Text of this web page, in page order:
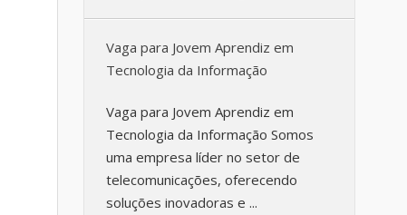
Vaga para Jovem Aprendiz em
Tecnologia da Informação
Vaga para Jovem Aprendiz em
Tecnologia da Informação Somos
uma empresa líder no setor de
telecomunicações, oferecendo
soluções inovadoras e ...